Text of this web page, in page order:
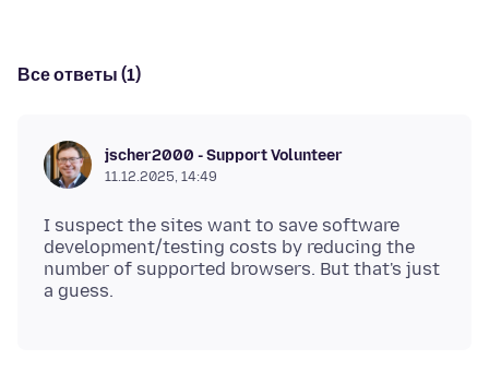
Все ответы (1)
jscher2000 - Support Volunteer
11.12.2025, 14:49
I suspect the sites want to save software
development/testing costs by reducing the
number of supported browsers. But that's just